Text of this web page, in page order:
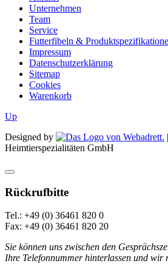
Unternehmen
Team
Service
Futterfibeln &
Impressum
Datenschutzerklärung
Sitemap
Cookies
Warenkorb
Up
Designed by
Heimtierspezialitäten GmbH
Rückrufbitte
Tel.: +49 (0) 36461 820 0
Fax: +49 (0) 36461 820 20
Sie können uns zwischen den
Ihre Telefonnummer hinterlassen und wir